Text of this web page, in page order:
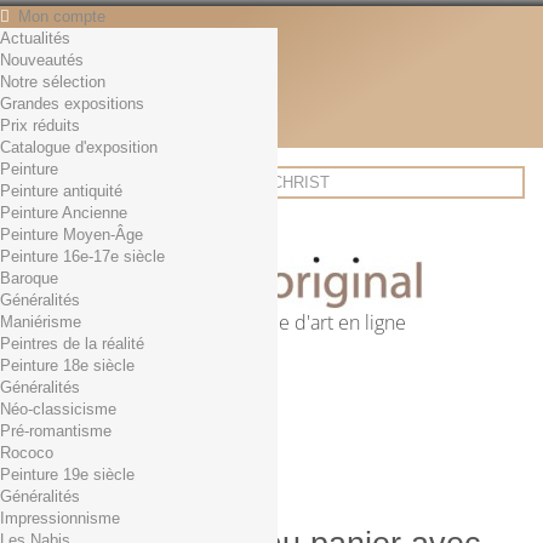
Mon compte
Contact
Français
English
Français
Actualités
Rechercher
Première librairie d'art en ligne
Panier (vide)
Aucun produit
0,01€ dès 29€ d'achat
0,00 € Total
Commander
Actualités
Nouveautés
Notre sélection
Grandes expositions
Prix réduits
Catalogue d'exposition
Peinture
Peinture antiquité
Peinture Ancienne
Peinture Moyen-Âge
Peinture 16e-17e siècle
Baroque
Généralités
Maniérisme
Peintres de la réalité
Peinture 18e siècle
Généralités
Néo-classicisme
Pré-romantisme
Rococo
Peinture 19e siècle
Généralités
Impressionnisme